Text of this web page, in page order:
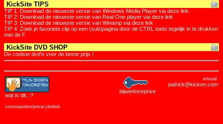
KickSite TIPS
TIP 1: Download de nieuwste versie van Windows Media Player via deze link
TIP 2: Download de nieuwste versie van Real One player via deze link
TIP 3: Download de nieuwste versie van Winamp via deze link
TIP 4: Zoek je favoriete clip op een (sub)pagina door de CTRL toets tegelijk in te drukken
met de F
KickSite DVD SHOP
De coolste dvd's voor de beste prijs !
wat is dit ...?
voorwaarden/privacybeleid
bijwerken/prive
inhoud:
patrick@kicken.com